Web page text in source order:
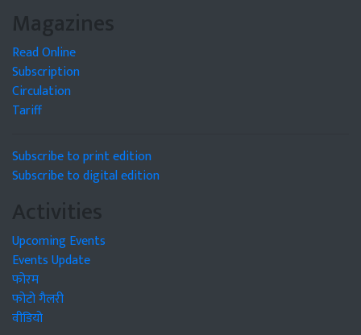
Magazines
Read Online
Subscription
Circulation
Tariff
Subscribe to print edition
Subscribe to digital edition
Activities
Upcoming Events
Events Update
फोरम
फोटो गैलरी
वीडियो